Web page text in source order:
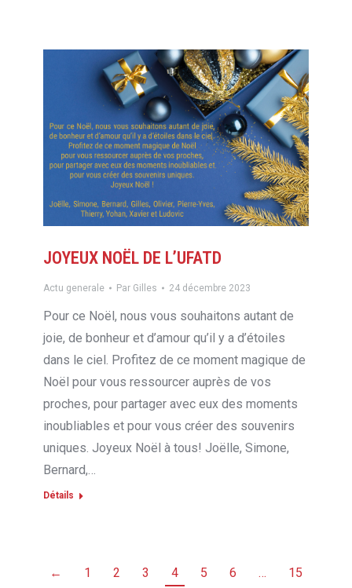
JOYEUX NOËL DE L’UFATD
Actu generale Par Gilles 24 décembre 2023
Pour ce Noël, nous vous souhaitons autant de
joie, de bonheur et d’amour qu’il y a d’étoiles
dans le ciel. Profitez de ce moment magique de
Noël pour vous ressourcer auprès de vos
proches, pour partager avec eux des moments
inoubliables et pour vous créer des souvenirs
uniques. Joyeux Noël à tous! Joëlle, Simone,
Bernard,…
Détails
← 1 2 3 4 5 6 …
15